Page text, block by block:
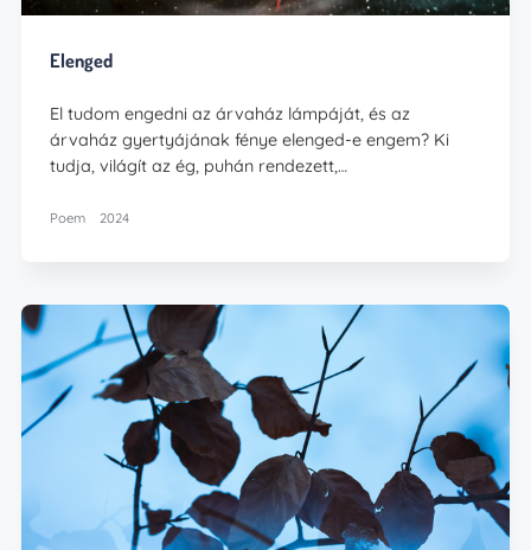
Elenged
El tudom engedni az árvaház lámpáját, és az
árvaház gyertyájának fénye elenged-e engem? Ki
tudja, világít az ég, puhán rendezett,…
Poem 2024